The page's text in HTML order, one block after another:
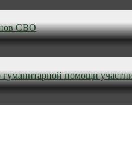
СВО
помощи